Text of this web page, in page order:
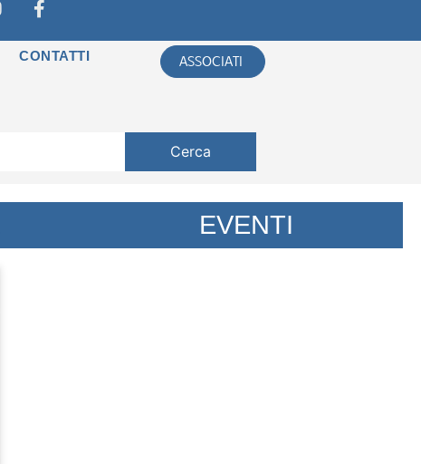
CONTATTI ASSOCIATI
Cerca
EVENTI